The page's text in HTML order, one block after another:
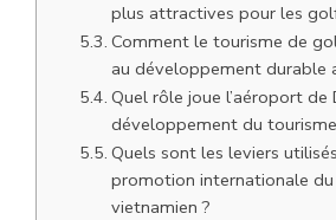
plus attractives pour les
Comment le tourisme de
au développement durable
Quel rôle joue l’aéroport de
développement du
Quels sont les leviers
promotion internationale
vietnamien ?